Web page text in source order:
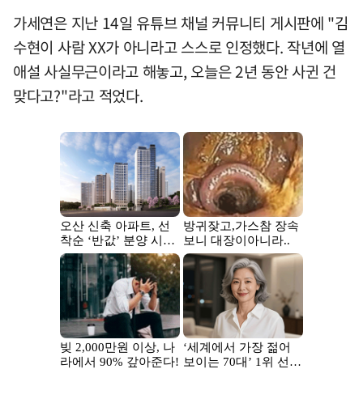
가세연은 지난 14일 유튜브 채널 커뮤니티 게시판에 "김
수현이 사람 XX가 아니라고 스스로 인정했다. 작년에 열
애설 사실무근이라고 해놓고, 오늘은 2년 동안 사귄 건
맞다고?"라고 적었다.